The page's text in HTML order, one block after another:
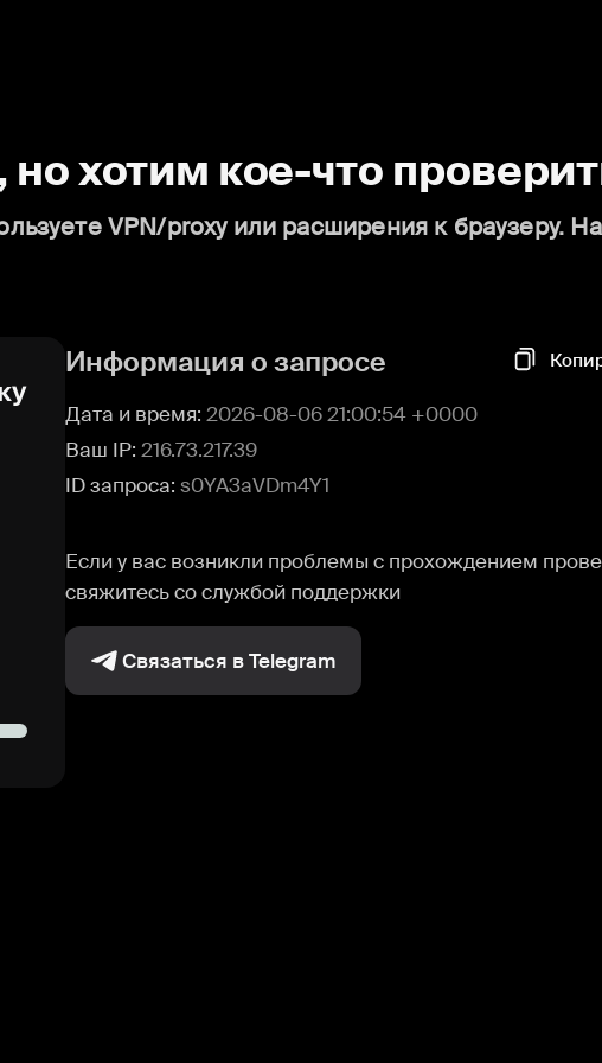
но хотим кое-что
VPN/proxy или расширения к браузеру.
Информация о запросе
Дата и время: 2026-08-06 21:00:54 +0000
Ваш IP: 216.73.217.39
ID запроса: s0YA3aVDm4Y1
Если у вас возникли проблемы с прохождением
свяжитесь со службой поддержки
Связаться в Telegram